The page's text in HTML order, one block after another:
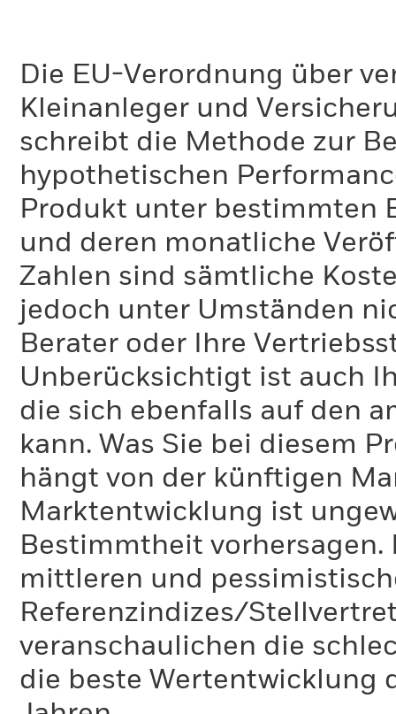
Die EU-Verordnung über
Kleinanleger und
schreibt die Methode zur
hypothetischen
Produkt unter bestimmten
und deren monatliche
Zahlen sind sämtliche
jedoch unter Umständen
Berater oder Ihre
Unberücksichtigt ist auch
die sich ebenfalls auf den
kann. Was Sie bei diesem
hängt von der künftigen
Marktentwicklung ist
Bestimmtheit
mittleren und
Referenzindizes/
veranschaulichen die
die beste Wertentwicklung